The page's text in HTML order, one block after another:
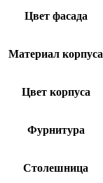
Цвет фасада
Материал корпуса
Цвет корпуса
Фурнитура
Столешница